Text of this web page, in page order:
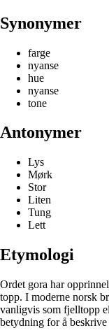
Synonymer
farge
nyanse
hue
nyanse
tone
Antonymer
Lys
Mørk
Stor
Liten
Tung
Lett
Etymologi
Ordet gora har
topp. I moderne norsk
vanligvis som fjelltopp
betydning for å